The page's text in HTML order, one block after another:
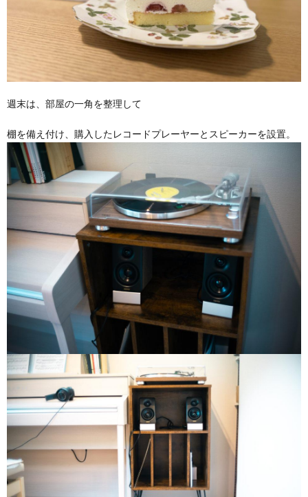
週末は、部屋の一角を整理して
棚を備え付け、購入したレコードプレーヤーとスピーカーを設置。